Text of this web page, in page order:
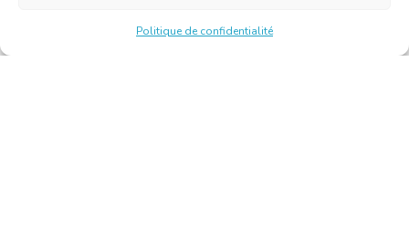
Politique de confidentialité